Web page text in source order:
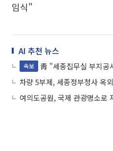
임식"
AI 추천 뉴스
속보
靑 "세종집무실 부지공사
여의도공원, 국제 관광명소